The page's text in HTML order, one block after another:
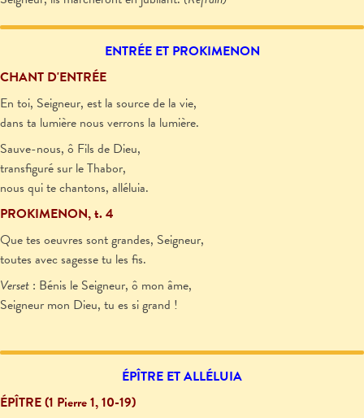
ENTRÉE ET PROKIMENON
CHANT D'ENTRÉE
En toi, Seigneur, est la source de la vie,
dans ta lumière nous verrons la lumière.
Sauve-nous, ô Fils de Dieu,
transfiguré sur le Thabor,
nous qui te chantons, alléluia.
PROKIMENON, t. 4
Que tes oeuvres sont grandes, Seigneur,
toutes avec sagesse tu les fis.
Verset : Bénis le Seigneur, ô mon âme,
Seigneur mon Dieu, tu es si grand !
ÉPÎTRE ET ALLÉLUIA
ÉPÎTRE (1 Pierre 1, 10-19)